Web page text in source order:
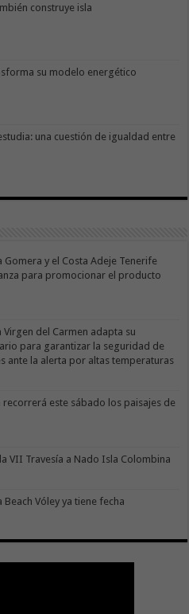
construye isla
su modelo energético
una cuestión de igualdad entre
Gomera y el Costa Adeje Tenerife
para promocionar el producto
Virgen del Carmen adapta su
para garantizar la seguridad de
ante la alerta por altas temperaturas
recorrerá este sábado los paisajes de
VII Travesía a Nado Isla Colombina
Vóley ya tiene fecha